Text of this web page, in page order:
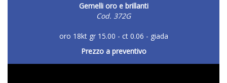
Gemelli oro e brillanti
Cod. 372G
oro 18kt gr 15.00 - ct 0.06 - giada
Prezzo a preventivo